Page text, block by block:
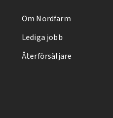
Om Nordfarm
Lediga jobb
Återförsäljare